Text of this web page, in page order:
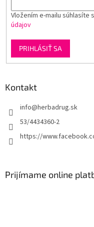
Vložením e-mailu súhlasíte s
údajov
PRIHLÁSIŤ SA
Kontakt
info@herbadrug.sk
53/4434360-2
https://
Prijímame online